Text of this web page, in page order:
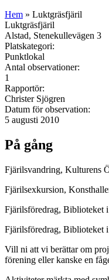
Hem » Luktgräsfjäril
Luktgräsfjäril
Alstad, Stenekullevägen 3
Platskategori:
Punktlokal
Antal observationer:
1
Rapportör:
Christer Sjögren
Datum för observation:
5 augusti 2010
På gång
Fjärilsvandring, Kulturens
Fjärilsexkursion,
Fjärilsföredrag, Biblioteket
Fjärilsföredrag, Biblioteket
Vill ni att vi berättar om
förening eller kanske en